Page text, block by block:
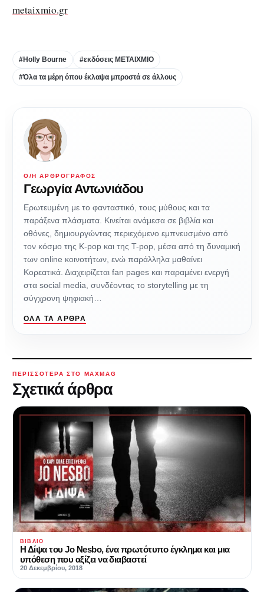
metaixmio.gr
#Holly Bourne #εκδόσεις ΜΕΤΑΙΧΜΙΟ
#Όλα τα μέρη όπου έκλαψα μπροστά σε άλλους
Ο/Η ΑΡΘΡΟΓΡΆΦΟΣ
Γεωργία Αντωνιάδου
Ερωτευμένη με το φανταστικό, τους μύθους και τα
παράξενα πλάσματα. Κινείται ανάμεσα σε βιβλία και
οθόνες, δημιουργώντας περιεχόμενο εμπνευσμένο από
τον κόσμο της K-pop και της T-pop, μέσα από τη δυναμική
των online κοινοτήτων, ενώ παράλληλα μαθαίνει
Κορεατικά. Διαχειρίζεται fan pages και παραμένει ενεργή
στα social media, συνδέοντας το storytelling με τη
σύγχρονη ψηφιακή…
ΌΛΑ ΤΑ ΆΡΘΡΑ
ΠΕΡΙΣΣΌΤΕΡΑ ΣΤΟ MAXMAG
Σχετικά άρθρα
ΒΙΒΛΊΟ
Η Δίψα του Jo Nesbo, ένα πρωτότυπο έγκλημα και μια
υπόθεση που αξίζει να διαβαστεί
20 Δεκεμβρίου, 2018